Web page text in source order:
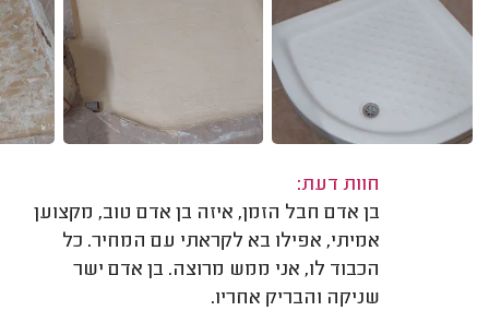
חוות דעת:
בן אדם חבל הזמן, איזה בן אדם טוב, מקצוען
אמיתי, אפילו בא לקראתי עם המחיר. כל
הכבוד לו, אני ממש מרוצה. בן אדם ישר
שניקה והבריק אחריו.